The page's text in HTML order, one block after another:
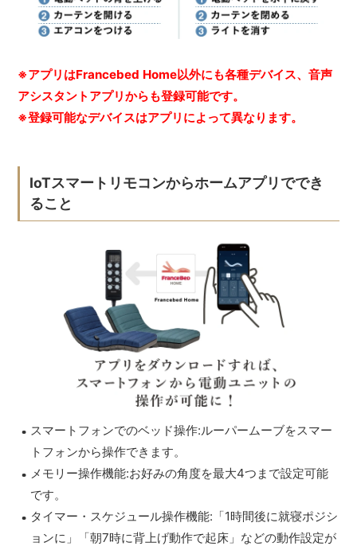
※アプリはFrancebed Home以外にも各種デバイス、音声
アシスタントアプリからも登録可能です。
※登録可能なデバイスはアプリによって異なります。
IoTスマートリモコンからホームアプリででき
ること
スマートフォンでのベッド操作:ルーパームーブをスマー
トフォンから操作できます。
メモリー操作機能:お好みの角度を最大4つまで設定可能
です。
タイマー・スケジュール操作機能:「1時間後に就寝ポジシ
ョンに」「朝7時に背上げ動作で起床」などの動作設定が